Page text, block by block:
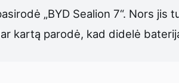
„BYD Sealion 7“. Nors
kartą parodė, kad didelė